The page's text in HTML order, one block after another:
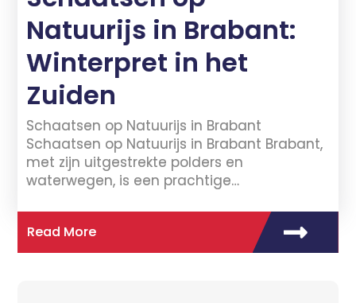
Natuurijs in Brabant:
Winterpret in het
Zuiden
Schaatsen op Natuurijs in Brabant
Schaatsen op Natuurijs in Brabant Brabant,
met zijn uitgestrekte polders en
waterwegen, is een prachtige…
Read More